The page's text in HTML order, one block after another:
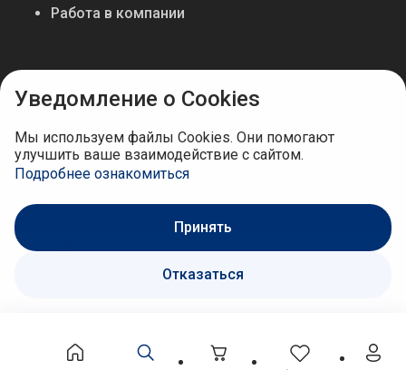
636.30 ₽
В корзину
Работа в компании
Мы в соцсетях
Уведомление о Cookies
Мы используем файлы Cookies. Они помогают
улучшить ваше взаимодействие с сайтом.
Подробнее ознакомиться
Принять
Отказаться